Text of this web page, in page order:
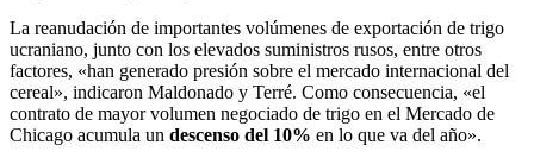
La reanudación de importantes volúmenes de exportación de trigo
ucraniano, junto con los elevados suministros rusos, entre otros
factores, «han generado presión sobre el mercado internacional del
cereal», indicaron Maldonado y Terré. Como consecuencia, «el
contrato de mayor volumen negociado de trigo en el Mercado de
Chicago acumula un descenso del 10% en lo que va del año».